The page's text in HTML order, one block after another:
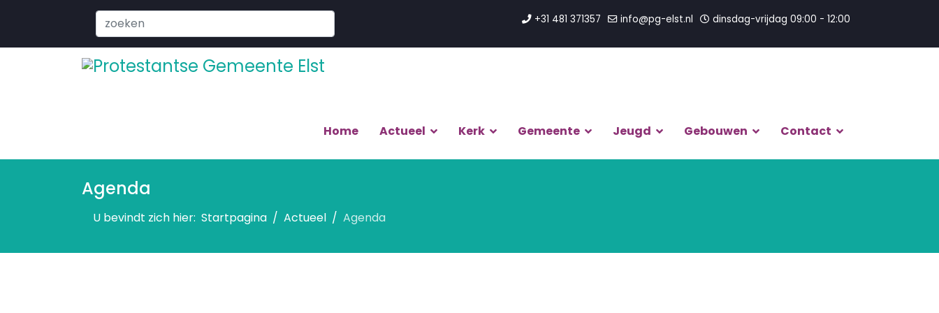
Search
...
+31 481 371357 info@pg-elst.nl dinsdag-vrijdag 09:00 - 12:00
Home Actueel Kerk Gemeente Jeugd Gebouwen Contact
Agenda
U bevindt zich hier: Startpagina Actueel Agenda